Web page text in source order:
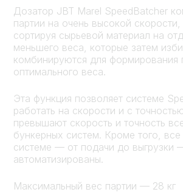
Дозатор JBT Marel SpeedBatcher
партии на очень высокой скорости,
сортируя сырьевой материал на
меньшего веса, которые затем
комбинируются для формирования
оптимального веса.
Эта функция позволяет системе
работать на скорости и с
превышают скорость и точность
бункерных систем. Кроме того,
системе — от подачи до выгрузки
автоматизированы.
Максимальный вес партии — 28 кг